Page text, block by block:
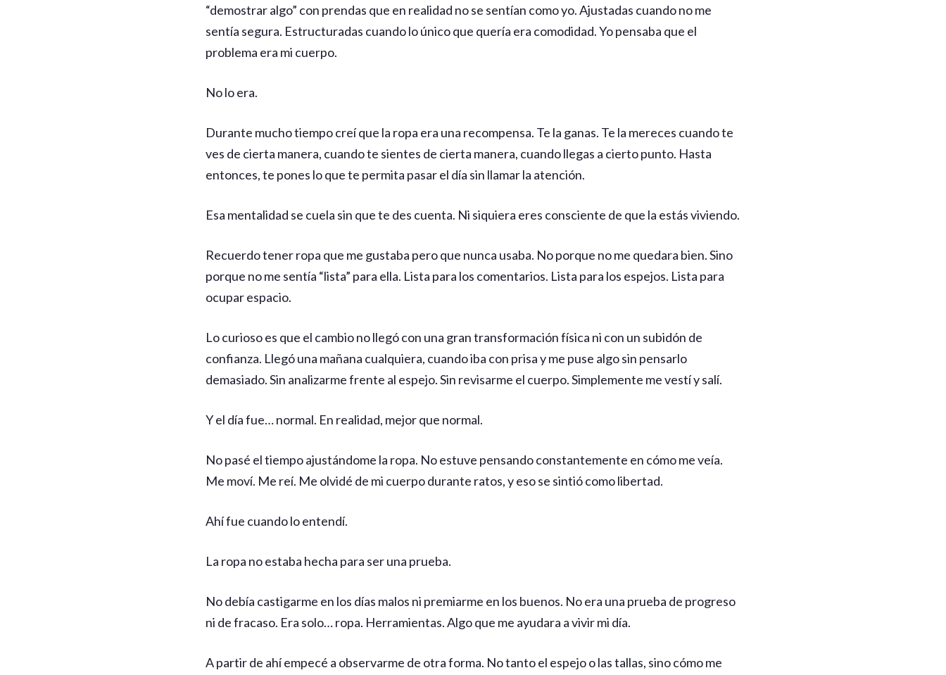
“demostrar algo” con prendas que en realidad no se sentían como yo. Ajustadas cuando no me
sentía segura. Estructuradas cuando lo único que quería era comodidad. Yo pensaba que el
problema era mi cuerpo.
No lo era.
Durante mucho tiempo creí que la ropa era una recompensa. Te la ganas. Te la mereces cuando te
ves de cierta manera, cuando te sientes de cierta manera, cuando llegas a cierto punto. Hasta
entonces, te pones lo que te permita pasar el día sin llamar la atención.
Esa mentalidad se cuela sin que te des cuenta. Ni siquiera eres consciente de que la estás viviendo.
Recuerdo tener ropa que me gustaba pero que nunca usaba. No porque no me quedara bien. Sino
porque no me sentía “lista” para ella. Lista para los comentarios. Lista para los espejos. Lista para
ocupar espacio.
Lo curioso es que el cambio no llegó con una gran transformación física ni con un subidón de
confianza. Llegó una mañana cualquiera, cuando iba con prisa y me puse algo sin pensarlo
demasiado. Sin analizarme frente al espejo. Sin revisarme el cuerpo. Simplemente me vestí y salí.
Y el día fue… normal. En realidad, mejor que normal.
No pasé el tiempo ajustándome la ropa. No estuve pensando constantemente en cómo me veía.
Me moví. Me reí. Me olvidé de mi cuerpo durante ratos, y eso se sintió como libertad.
Ahí fue cuando lo entendí.
La ropa no estaba hecha para ser una prueba.
No debía castigarme en los días malos ni premiarme en los buenos. No era una prueba de progreso
ni de fracaso. Era solo… ropa. Herramientas. Algo que me ayudara a vivir mi día.
A partir de ahí empecé a observarme de otra forma. No tanto el espejo o las tallas, sino cómo me